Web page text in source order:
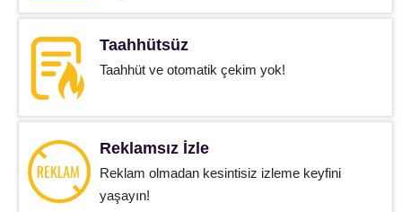
Taahhütsüz
Taahhüt ve otomatik çekim yok!
Reklamsız İzle
Reklam olmadan kesintisiz izleme keyfini
yaşayın!